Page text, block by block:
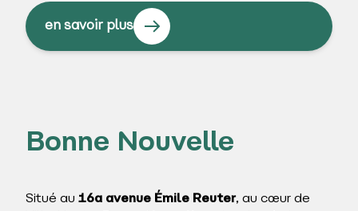
en savoir plus
Bonne Nouvelle
Situé au 16a avenue Émile Reuter, au cœur de